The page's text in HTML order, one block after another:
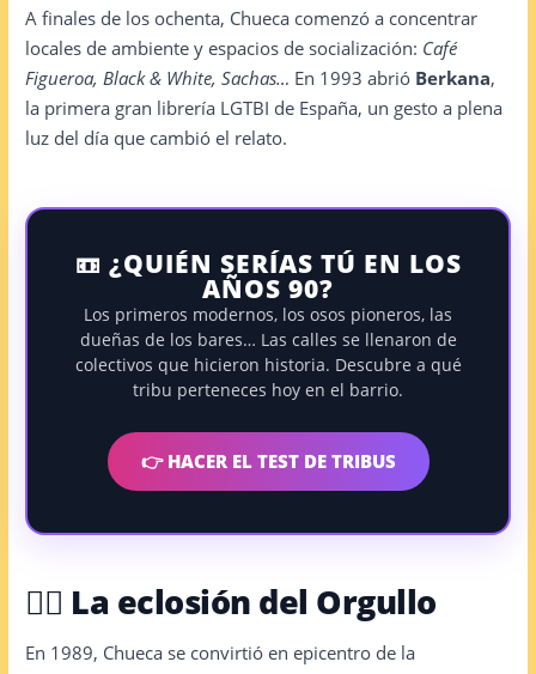
A finales de los ochenta, Chueca comenzó a concentrar
locales de ambiente y espacios de socialización: Café
Figueroa, Black & White, Sachas… En 1993 abrió Berkana,
la primera gran librería LGTBI de España, un gesto a plena
luz del día que cambió el relato.
📼 ¿QUIÉN SERÍAS TÚ EN LOS
AÑOS 90?
Los primeros modernos, los osos pioneros, las
dueñas de los bares… Las calles se llenaron de
colectivos que hicieron historia. Descubre a qué
tribu perteneces hoy en el barrio.
👉 HACER EL TEST DE TRIBUS
🏳️‍🌈 La eclosión del Orgullo
En 1989, Chueca se convirtió en epicentro de la